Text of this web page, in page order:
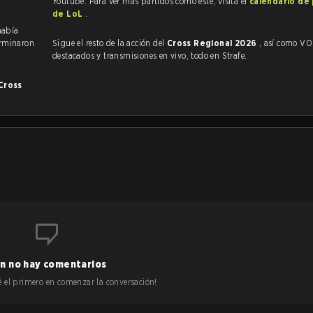
de LoL .
Sigue el resto de la acción del Cross Regional 2026 , así como VODs,
destacados y transmisiones en vivo, todo en Strafe.
no hay comentarios
el primero en comenzar la conversación!